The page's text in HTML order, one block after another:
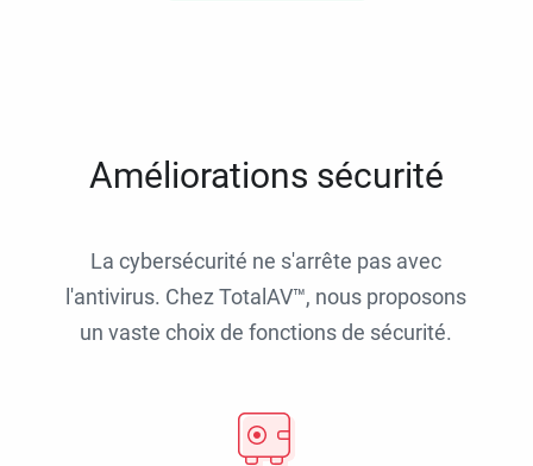
Améliorations sécurité
La cybersécurité ne s'arrête pas avec
l'antivirus. Chez TotalAV™, nous proposons
un vaste choix de fonctions de sécurité.